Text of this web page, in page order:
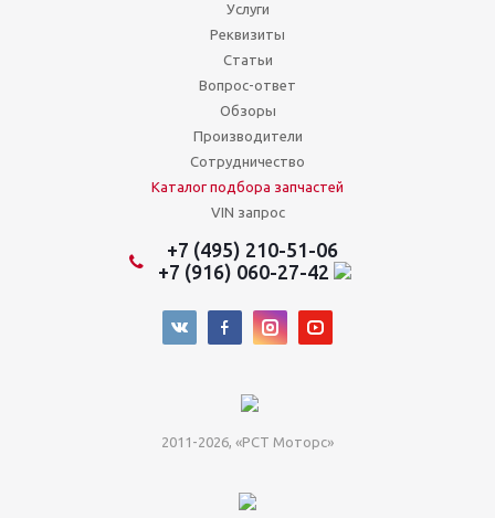
Услуги
Реквизиты
Статьи
Вопрос-ответ
Обзоры
Производители
Сотрудничество
Каталог подбора запчастей
VIN запрос
+7 (495) 210-51-06
+7 (916) 060-27-42
2011-2026, «РСТ Моторс»